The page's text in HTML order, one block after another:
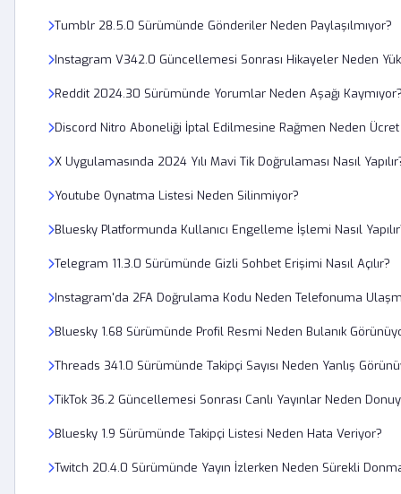
Tumblr 28.5.0 Sürümünde Gönderiler Neden Paylaşılmıyor?
Instagram V342.0 Güncellemesi Sonrası Hikayeler Neden
Reddit 2024.30 Sürümünde Yorumlar Neden Aşağı
Discord Nitro Aboneliği İptal Edilmesine Rağmen Neden
X Uygulamasında 2024 Yılı Mavi Tik Doğrulaması Nasıl
Youtube Oynatma Listesi Neden Silinmiyor?
Bluesky Platformunda Kullanıcı Engelleme İşlemi Nasıl
Telegram 11.3.0 Sürümünde Gizli Sohbet Erişimi Nasıl Açılır?
Instagram'da 2FA Doğrulama Kodu Neden Telefonuma
Bluesky 1.68 Sürümünde Profil Resmi Neden Bulanık
Threads 341.0 Sürümünde Takipçi Sayısı Neden Yanlış
TikTok 36.2 Güncellemesi Sonrası Canlı Yayınlar Neden
Bluesky 1.9 Sürümünde Takipçi Listesi Neden Hata Veriyor?
Twitch 20.4.0 Sürümünde Yayın İzlerken Neden Sürekli